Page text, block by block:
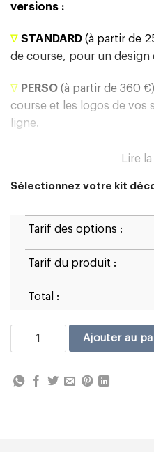
versions :
∇ STANDARD (à partir de
de course, pour un design
∇ PERSO (à partir de 360
course et les logos de vos
ligne.
Lire
Sélectionnez votre kit
Tarif des options :
Tarif du produit :
Total :
quantité de Ducati Panigale
Ajouter au